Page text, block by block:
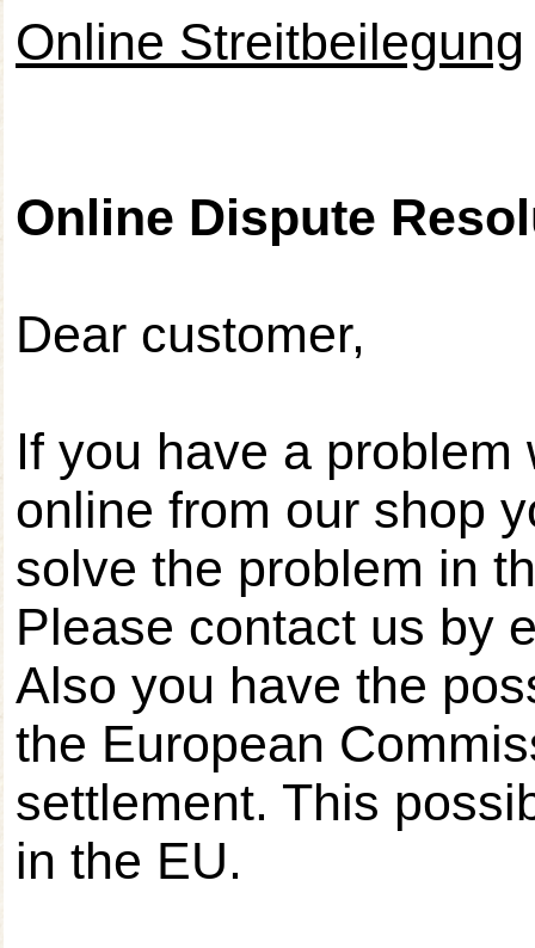
Online Streitbeilegung
Online Dispute
Dear customer,
If you have a
online from our shop
solve the problem in
Please contact us by
Also you have the
the European
settlement. This
in the EU.